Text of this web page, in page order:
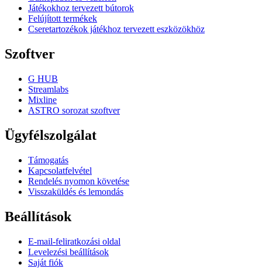
Játékokhoz tervezett bútorok
Felújított termékek
Cseretartozékok játékhoz tervezett eszközökhöz
Szoftver
G HUB
Streamlabs
Mixline
ASTRO sorozat szoftver
Ügyfélszolgálat
Támogatás
Kapcsolatfelvétel
Rendelés nyomon követése
Visszaküldés és lemondás
Beállítások
E-mail-feliratkozási oldal
Levelezési beállítások
Saját fiók